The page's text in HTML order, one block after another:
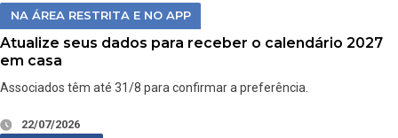
NA ÁREA RESTRITA E NO APP
Atualize seus dados para receber o calendário 2027
em casa
Associados têm até 31/8 para confirmar a preferência.
22/07/2026